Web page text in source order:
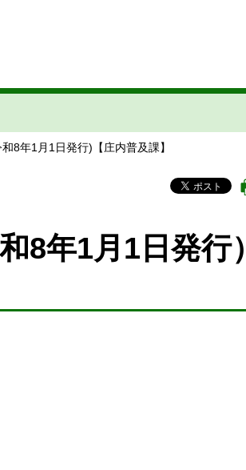
8年1月1日発行)【庄内普及課】
8年1月1日発行）